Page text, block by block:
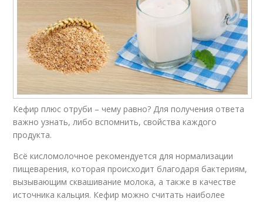
Кефир плюс отруби – чему равно? Для получения ответа
важно узнать, либо вспомнить, свойства каждого
продукта.
Всё кисломолочное рекомендуется для нормализации
пищеварения, которая происходит благодаря бактериям,
вызывающим сквашивание молока, а также в качестве
источника кальция. Кефир можно считать наиболее